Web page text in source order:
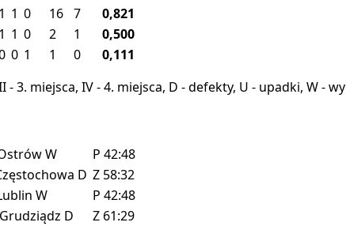
1 1 0 16 7
0,821
1 1 0 2 1
0,500
0 1 1 0
0,111
- 3. miejsca, IV - 4. miejsca, D - defekty, U - upadki, W -
W P 42:48
D Z 58:32
W P 42:48
Grudziądz D Z 61:29